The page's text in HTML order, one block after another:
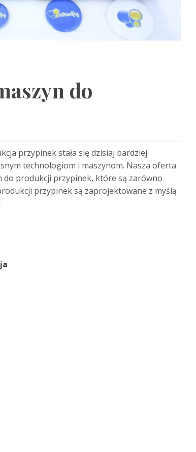
do
przypinek stała się dzisiaj bardziej
technologiom i maszynom. Nasza oferta
do produkcji przypinek, które są zarówno
przypinek są zaprojektowane z myślą